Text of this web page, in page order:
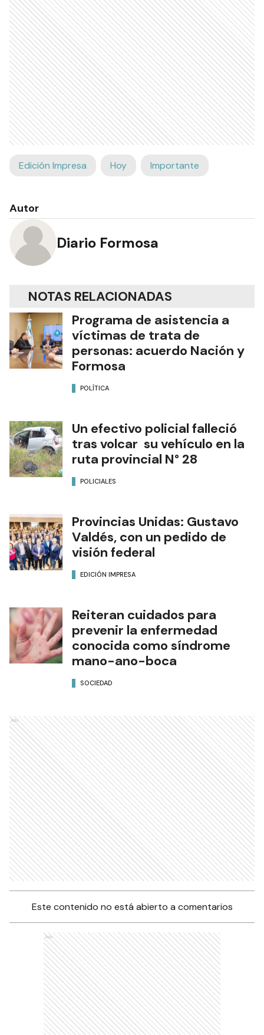
Edición Impresa Hoy Importante
Autor
Diario Formosa
NOTAS RELACIONADAS
Programa de asistencia a
víctimas de trata de
personas: acuerdo Nación y
Formosa
POLÍTICA
Un efectivo policial falleció
tras volcar su vehículo en la
ruta provincial N° 28
POLICIALES
Provincias Unidas: Gustavo
Valdés, con un pedido de
visión federal
EDICIÓN IMPRESA
Reiteran cuidados para
prevenir la enfermedad
conocida como síndrome
mano-ano-boca
SOCIEDAD
Ads
Este contenido no está abierto a comentarios
Ads